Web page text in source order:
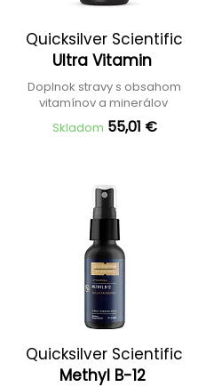
Quicksilver Scientific
Ultra Vitamin
Doplnok stravy s obsahom
vitamínov a minerálov
Skladom 55,01 €
Quicksilver Scientific
Methyl B-12